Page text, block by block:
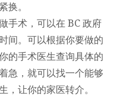
换。
手术，可以在 BC 政府
间。可以根据你要做的
的手术医生查询具体的
急，就可以找一个能够
，让你的家医转介。